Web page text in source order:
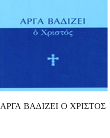
ΑΡΓΑ ΒΑΔΙΖΕΙ Ο ΧΡΙΣΤΟΣ